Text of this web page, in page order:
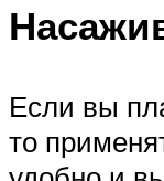
Если вы
то